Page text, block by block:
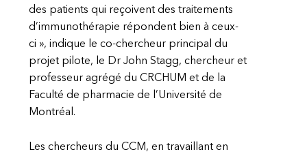
des patients qui reçoivent des traitements
d’immunothérapie répondent bien à ceux-
ci », indique le co-chercheur principal du
projet pilote, le Dr John Stagg, chercheur et
professeur agrégé du CRCHUM et de la
Faculté de pharmacie de l’Université de
Montréal.
Les chercheurs du CCM, en travaillant en